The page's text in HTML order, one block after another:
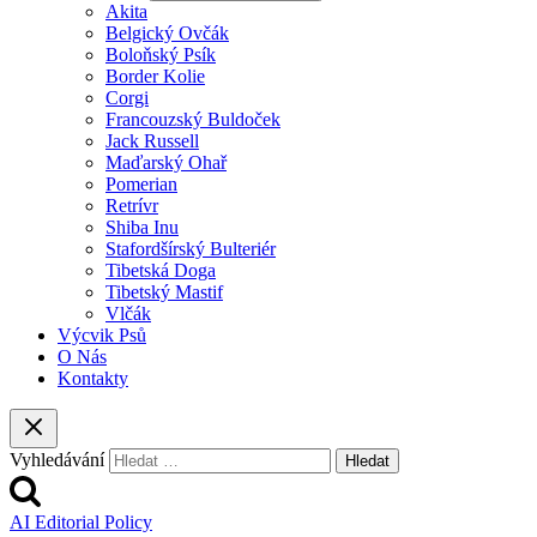
Akita
Belgický Ovčák
Boloňský Psík
Border Kolie
Corgi
Francouzský Buldoček
Jack Russell
Maďarský Ohař
Pomerian
Retrívr
Shiba Inu
Stafordšírský Bulteriér
Tibetská Doga
Tibetský Mastif
Vlčák
Výcvik Psů
O Nás
Kontakty
Vyhledávání
AI Editorial Policy